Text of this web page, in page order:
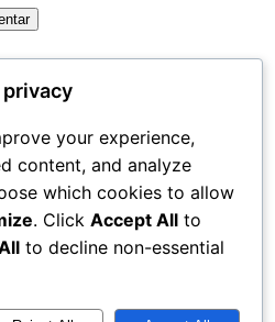
your experience,
content, and analyze
which cookies to allow
. Click Accept All to
to decline non-essential